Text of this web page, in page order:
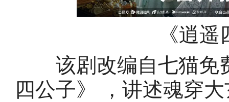
《逍
该剧改编自七猫免
四公子》 ，讲述魂穿